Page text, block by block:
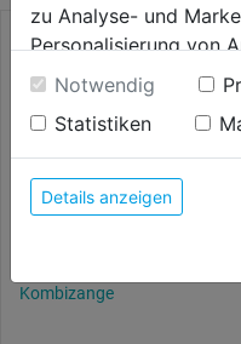
Kombizange
zu Analyse- und
Personalisierung von
Einwilligung werden
unter anderem auch
Durch Klick auf "Alle
der Verwendung aller
anzeigen" findest du
unterschiedlichen
Konfigurieren" kannst
du zulassen möchtest
Weitere Informationen
Notwendig
Statistiken
Details anzeigen